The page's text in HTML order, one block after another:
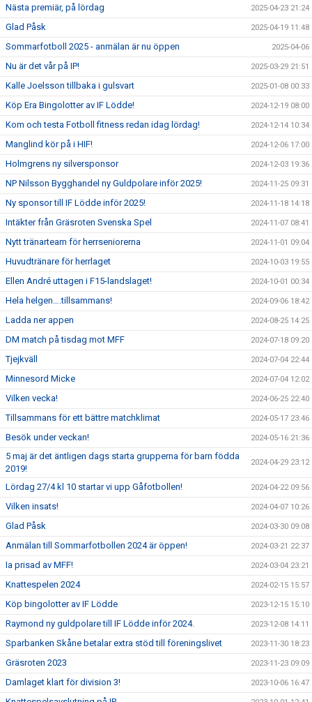
Nästa premiär, på lördag 2025-04-23 21:24
Glad Påsk 2025-04-19 11:48
Sommarfotboll 2025 - anmälan är nu öppen 2025-04-06
Nu är det vår på IP! 2025-03-29 21:51
Kalle Joelsson tillbaka i gulsvart 2025-01-08 00:33
Köp Era Bingolotter av IF Lödde! 2024-12-19 08:00
Kom och testa Fotboll fitness redan idag lördag! 2024-12-14 10:34
Manglind kör på i HIF! 2024-12-06 17:00
Holmgrens ny silversponsor 2024-12-03 19:36
NP Nilsson Bygghandel ny Guldpolare inför 2025! 2024-11-25 09:31
Ny sponsor till IF Lödde inför 2025! 2024-11-18 14:18
Intäkter från Gräsroten Svenska Spel 2024-11-07 08:41
Nytt tränarteam för herrseniorerna 2024-11-01 09:04
Huvudtränare för herrlaget 2024-10-03 19:55
Ellen André uttagen i F15-landslaget! 2024-10-01 00:34
Hela helgen….tillsammans! 2024-09-06 18:42
Ladda ner appen 2024-08-25 14:25
DM match på tisdag mot MFF 2024-07-18 09:20
Tjejkväll 2024-07-04 22:44
Minnesord Micke 2024-07-04 12:02
Vilken vecka! 2024-06-25 22:40
Tillsammans för ett bättre matchklimat 2024-05-17 23:46
Besök under veckan! 2024-05-16 21:36
5 maj är det äntligen dags starta grupperna för barn födda
2019!
2024-04-29 23:12
Lördag 27/4 kl 10 startar vi upp Gåfotbollen! 2024-04-22 09:56
Vilken insats! 2024-04-07 10:26
Glad Påsk 2024-03-30 09:08
Anmälan till Sommarfotbollen 2024 är öppen! 2024-03-21 22:37
Ia prisad av MFF! 2024-03-04 23:21
Knattespelen 2024 2024-02-15 15:57
Köp bingolotter av IF Lödde 2023-12-15 15:10
Raymond ny guldpolare till IF Lödde inför 2024. 2023-12-08 14:11
Sparbanken Skåne betalar extra stöd till föreningslivet 2023-11-30 18:23
Gräsroten 2023 2023-11-23 09:09
Damlaget klart för division 3! 2023-10-06 16:47